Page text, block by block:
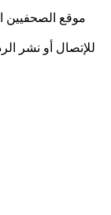
موقع الصحفيين